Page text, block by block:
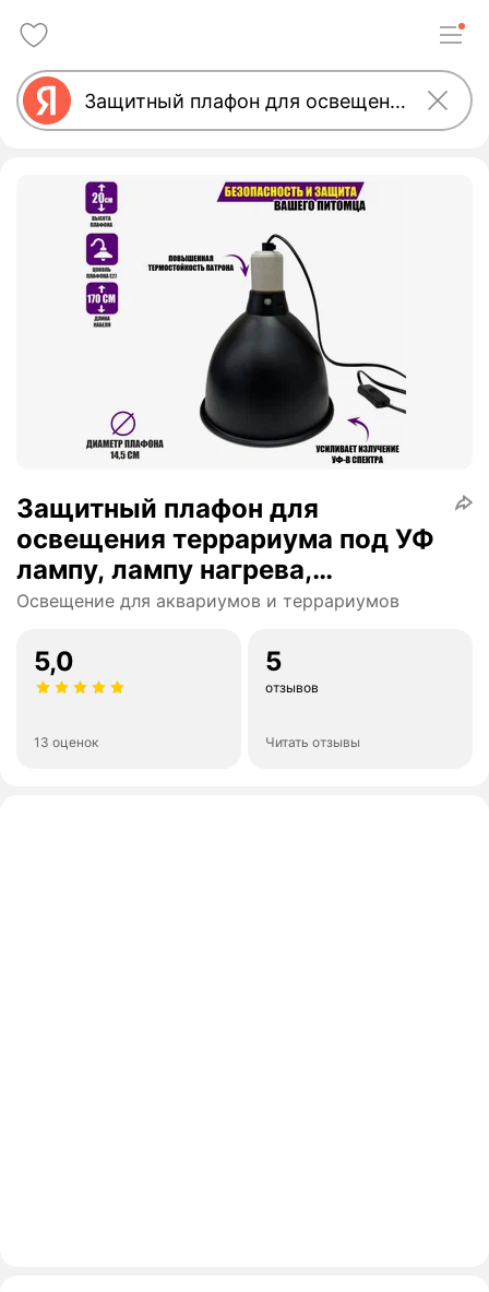
Защитный плафон для
освещения террариума под УФ
лампу, лампу нагрева,
маленький, чёрный
Освещение для аквариумов и террариумов
5,0
13 оценок
5
отзывов
Читать отзывы